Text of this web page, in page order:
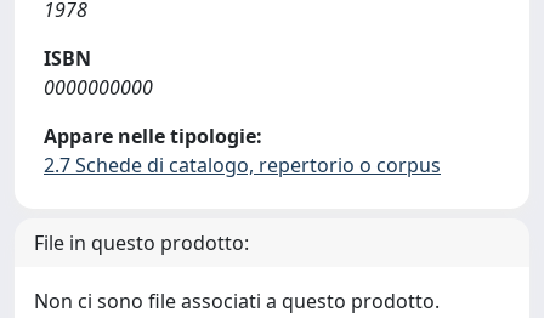
1978
ISBN
0000000000
Appare nelle tipologie:
2.7 Schede di catalogo, repertorio o corpus
File in questo prodotto:
Non ci sono file associati a questo prodotto.